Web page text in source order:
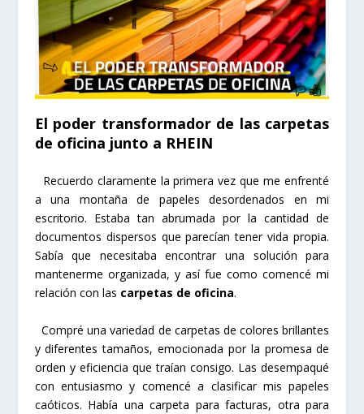
El poder transformador de las carpetas
de oficina junto a RHEIN
Recuerdo claramente la primera vez que me enfrenté
a una montaña de papeles desordenados en mi
escritorio. Estaba tan abrumada por la cantidad de
documentos dispersos que parecían tener vida propia.
Sabía que necesitaba encontrar una solución para
mantenerme organizada, y así fue como comencé mi
relación con las carpetas de oficina.
Compré una variedad de carpetas de colores brillantes
y diferentes tamaños, emocionada por la promesa de
orden y eficiencia que traían consigo. Las desempaqué
con entusiasmo y comencé a clasificar mis papeles
caóticos. Había una carpeta para facturas, otra para